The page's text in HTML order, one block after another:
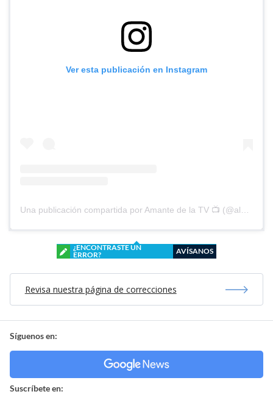
Ver esta publicación en Instagram
Una publicación compartida por Amante de la TV 📺 (@alguien_te_observa)
¿ENCONTRASTE UN
ERROR?
AVÍSANOS
Revisa nuestra página de correcciones
Síguenos en:
Suscríbete en: